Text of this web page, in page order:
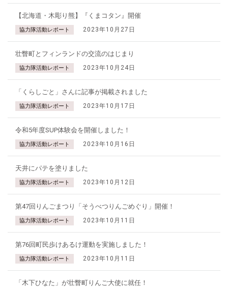
【北海道・木彫り熊】『くまコタン』開催
協力隊活動レポート 2023年10月27日
壮瞥町とフィンランドの交流のはじまり
協力隊活動レポート 2023年10月24日
「くらしごと」さんに記事が掲載されました
協力隊活動レポート 2023年10月17日
令和5年度SUP体験会を開催しました！
協力隊活動レポート 2023年10月16日
天井にパテを塗りました
協力隊活動レポート 2023年10月12日
第47回りんごまつり「そうべつりんごめぐり」開催！
協力隊活動レポート 2023年10月11日
第76回町民歩けあるけ運動を実施しました！
協力隊活動レポート 2023年10月11日
「木下ひなた」が壮瞥町りんご大使に就任！